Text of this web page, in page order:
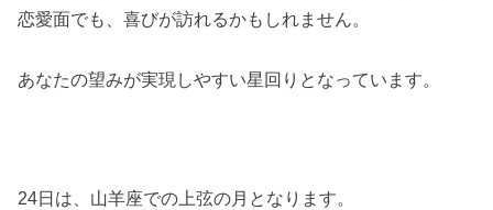
恋愛面でも、喜びが訪れるかもしれません。
あなたの望みが実現しやすい星回りとなっています。
24日は、山羊座での上弦の月となります。